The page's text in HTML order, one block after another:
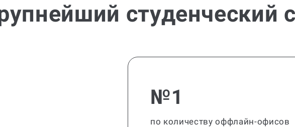
студенческий
№1
по количеству оффлайн-офисов